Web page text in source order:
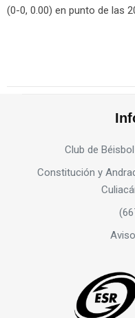
(0-0, 0.00) en punto de las
Club de
Constitución y